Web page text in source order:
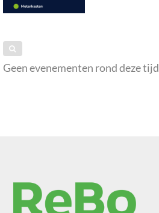
Geen evenementen rond deze tijd